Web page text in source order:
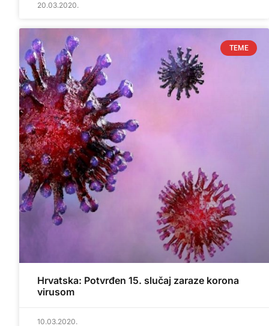
20.03.2020.
TEME
Hrvatska: Potvrđen 15. slučaj zaraze korona
virusom
10.03.2020.